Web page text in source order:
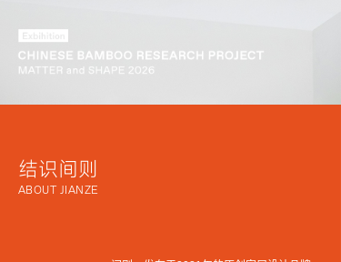
结识间则
ABOUT JIANZE